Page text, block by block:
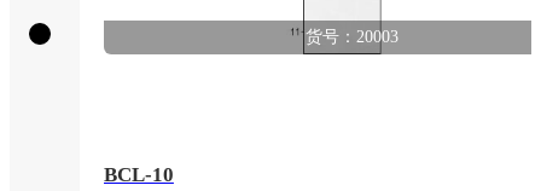
货号：20003
BCL-10